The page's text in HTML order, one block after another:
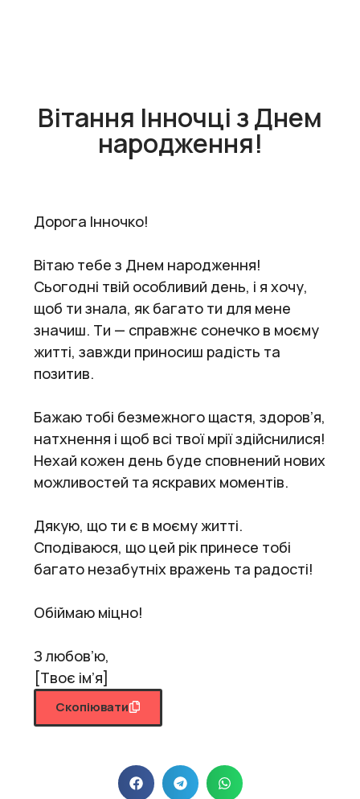
Вітання Інночці з Днем
народження!
Дорога Інночко!
Вітаю тебе з Днем народження!
Сьогодні твій особливий день, і я хочу,
щоб ти знала, як багато ти для мене
значиш. Ти — справжнє сонечко в моєму
житті, завжди приносиш радість та
позитив.
Бажаю тобі безмежного щастя, здоров’я,
натхнення і щоб всі твої мрії здійснилися!
Нехай кожен день буде сповнений нових
можливостей та яскравих моментів.
Дякую, що ти є в моєму житті.
Сподіваюся, що цей рік принесе тобі
багато незабутніх вражень та радості!
Обіймаю міцно!
З любов’ю,
[Твоє ім’я]
Скопіювати